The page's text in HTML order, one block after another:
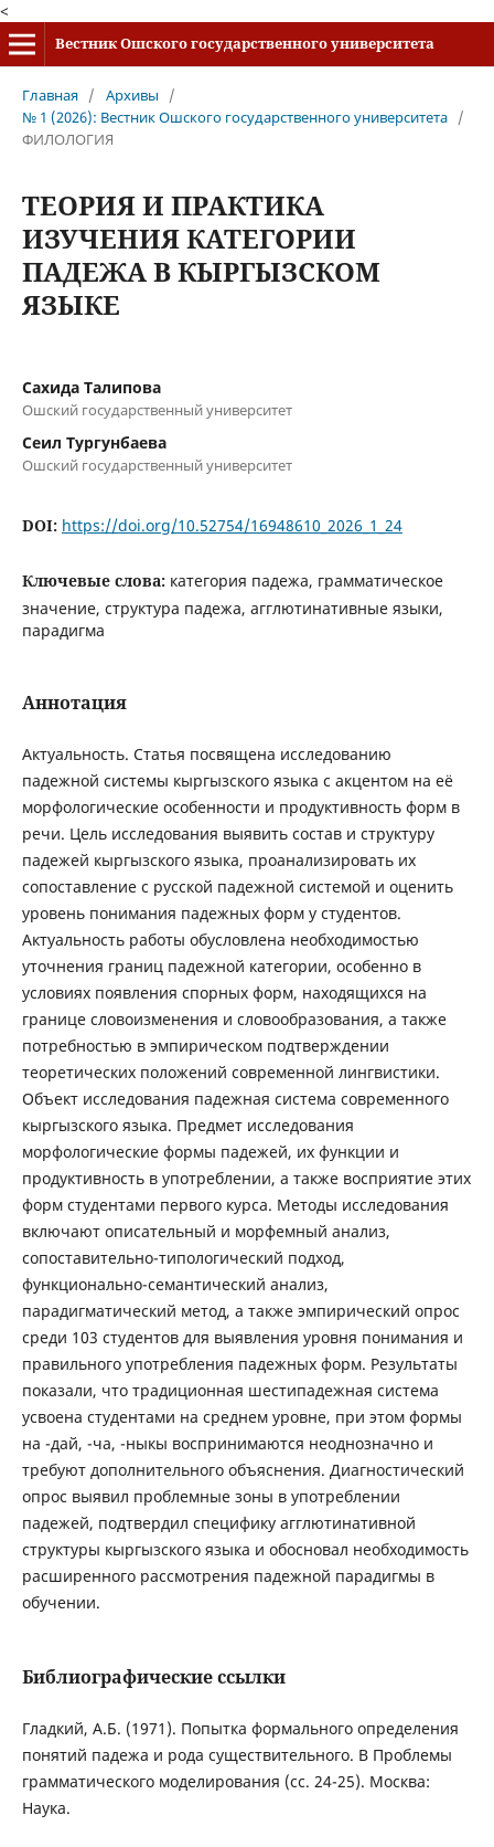
<
Вестник Ошского государственного университета
Главная / Архивы
/
№ 1 (2026): Вестник Ошского государственного университета /
ФИЛОЛОГИЯ
ТЕОРИЯ И ПРАКТИКА
ИЗУЧЕНИЯ КАТЕГОРИИ
ПАДЕЖА В КЫРГЫЗСКОМ
ЯЗЫКЕ
Сахида Талипова
Ошский государственный университет
Сеил Тургунбаева
Ошский государственный университет
DOI: https://doi.org/10.52754/16948610_2026_1_24
Ключевые слова: категория падежа, грамматическое
значение, структура падежа, агглютинативные языки,
парадигма
Аннотация
Актуальность. Статья посвящена исследованию
падежной системы кыргызского языка с акцентом на её
морфологические особенности и продуктивность форм в
речи. Цель исследования выявить состав и структуру
падежей кыргызского языка, проанализировать их
сопоставление с русской падежной системой и оценить
уровень понимания падежных форм у студентов.
Актуальность работы обусловлена необходимостью
уточнения границ падежной категории, особенно в
условиях появления спорных форм, находящихся на
границе словоизменения и словообразования, а также
потребностью в эмпирическом подтверждении
теоретических положений современной лингвистики.
Объект исследования падежная система современного
кыргызского языка. Предмет исследования
морфологические формы падежей, их функции и
продуктивность в употреблении, а также восприятие этих
форм студентами первого курса. Методы исследования
включают описательный и морфемный анализ,
сопоставительно-типологический подход,
функционально-семантический анализ,
парадигматический метод, а также эмпирический опрос
среди 103 студентов для выявления уровня понимания и
правильного употребления падежных форм. Результаты
показали, что традиционная шестипадежная система
усвоена студентами на среднем уровне, при этом формы
на -дай, -ча, -ныкы воспринимаются неоднозначно и
требуют дополнительного объяснения. Диагностический
опрос выявил проблемные зоны в употреблении
падежей, подтвердил специфику агглютинативной
структуры кыргызского языка и обосновал необходимость
расширенного рассмотрения падежной парадигмы в
обучении.
Библиографические ссылки
Гладкий, А.Б. (1971). Попытка формального определения
понятий падежа и рода существительного. В Проблемы
грамматического моделирования (сс. 24-25). Москва:
Наука.